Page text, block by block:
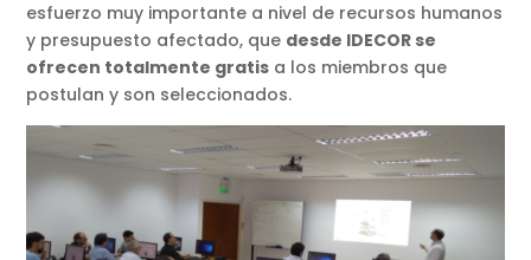
esfuerzo muy importante a nivel de recursos humanos
y presupuesto afectado, que desde IDECOR se
ofrecen totalmente gratis a los miembros que
postulan y son seleccionados.